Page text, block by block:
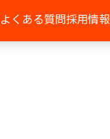
よくある質問採用情報